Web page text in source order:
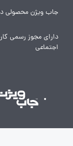
جاب ویژن محصولی
دارای مجوز رسمی
اجتماعی